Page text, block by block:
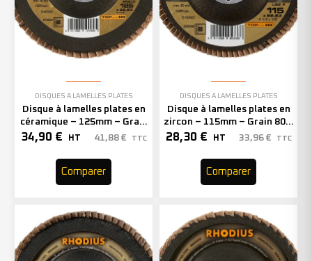
DISQUES À LAMELLES PLATES
Disque à lamelles plates en
céramique – 125mm – Grain
80 – 210624 (x10)
34,90 € HT 41,88 € TTC
Comparer
DISQUES À LAMELLES PLATES
Disque à lamelles plates en
zircon – 115mm – Grain 80 –
205499 (x10)
28,30 € HT 33,96 € TTC
Comparer